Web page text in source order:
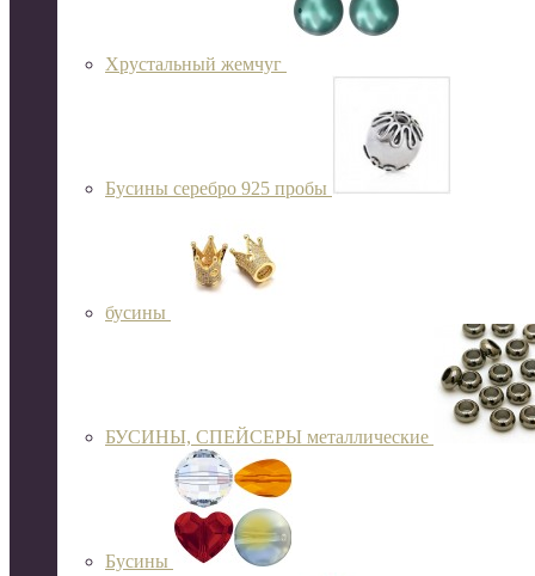
Хрустальный жемчуг
Бусины серебро 925 пробы
бусины
БУСИНЫ, СПЕЙСЕРЫ металлические
Бусины